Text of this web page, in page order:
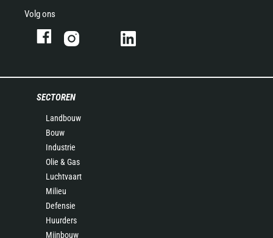
Volg ons
SECTOREN
Landbouw
Bouw
Industrie
Olie & Gas
Luchtvaart
Milieu
Defensie
Huurders
Mijnbouw